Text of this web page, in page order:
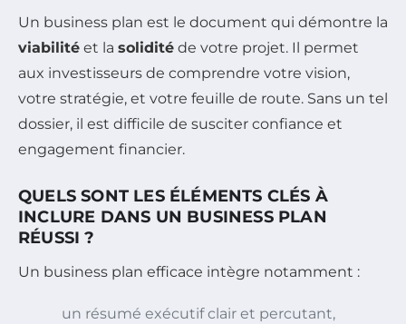
Un business plan est le document qui démontre la
viabilité et la solidité de votre projet. Il permet
aux investisseurs de comprendre votre vision,
votre stratégie, et votre feuille de route. Sans un tel
dossier, il est difficile de susciter confiance et
engagement financier.
QUELS SONT LES ÉLÉMENTS CLÉS À
INCLURE DANS UN BUSINESS PLAN
RÉUSSI ?
Un business plan efficace intègre notamment :
un résumé exécutif clair et percutant,